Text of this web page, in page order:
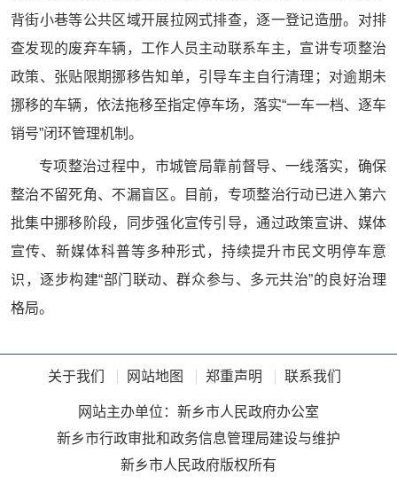
背街小巷等公共区域开展拉网式排查，逐一登记造册。对排
查发现的废弃车辆，工作人员主动联系车主，宣讲专项整治
政策、张贴限期挪移告知单，引导车主自行清理；对逾期未
挪移的车辆，依法拖移至指定停车场，落实“一车一档、逐车
销号”闭环管理机制。
专项整治过程中，市城管局靠前督导、一线落实，确保
整治不留死角、不漏盲区。目前，专项整治行动已进入第六
批集中挪移阶段，同步强化宣传引导，通过政策宣讲、媒体
宣传、新媒体科普等多种形式，持续提升市民文明停车意
识，逐步构建“部门联动、群众参与、多元共治”的良好治理
格局。
关于我们 网站地图 郑重声明 联系我们
网站主办单位：新乡市人民政府办公室
新乡市行政审批和政务信息管理局建设与维护
新乡市人民政府版权所有